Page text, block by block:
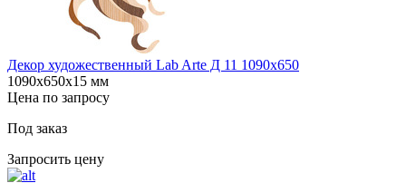
Декор художественный Lab Arte Д 11 1090х650
1090х650х15 мм
Цена по запросу
Под заказ
Запросить цену